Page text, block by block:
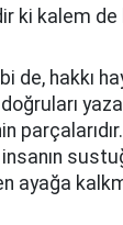
ki kalem
de, hakkı
ayağa